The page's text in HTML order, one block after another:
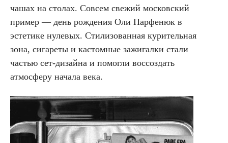
чашах на столах. Совсем свежий московский
пример — день рождения Оли Парфенюк в
эстетике нулевых. Стилизованная курительная
зона, сигареты и кастомные зажигалки стали
частью сет-дизайна и помогли воссоздать
атмосферу начала века.